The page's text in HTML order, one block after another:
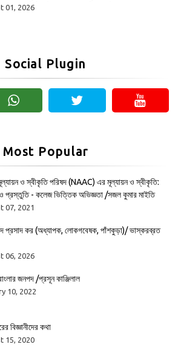
01, 2026
Social Plugin
Most Popular
মূল্যায়ন ও স্বীকৃতি পরিষদ (NAAC) এর মূল্যায়ন ও স্বীকৃতি:
প্রস্তুতি - কলেজ ভিত্তিক অভিজ্ঞতা /সজল কুমার মাইতি
07, 2021
প্রসাদ কর (অধ্যাপক, লোকগবেষক, পাঁশকুড়া)/ ভাস্করব্রত
06, 2026
জনপদ /প্রসূন কাঞ্জিলাল
10, 2022
বিজ্ঞানীদের কথা
15, 2020